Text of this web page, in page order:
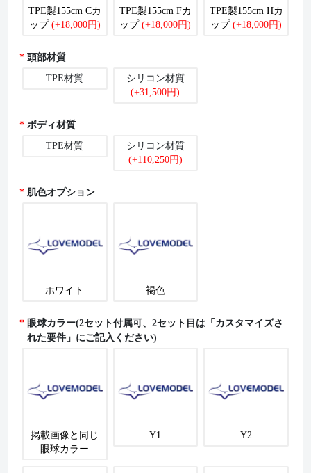
TPE製155cm Cカ
ップ(+18,000円)
TPE製155cm Fカ
ップ(+18,000円)
TPE製155cm Hカ
ップ(+18,000円)
頭部材質
TPE材質
シリコン材質
(+31,500円)
ボディ材質
TPE材質
シリコン材質
(+110,250円)
肌色オプション
ホワイト 褐色
眼球カラー(2セット付属可、2セット目は「カスタマイズさ
れた要件」にご記入ください)
掲載画像と同じ
眼球カラー
Y1 Y2